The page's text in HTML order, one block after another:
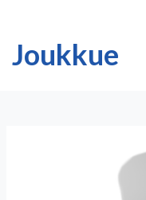
Joukkue